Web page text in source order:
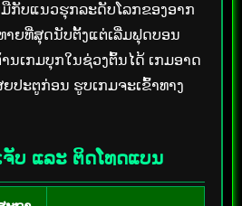
ກັບແນວຮຸກລະດັບໂລກຂອງອາກ
າຍທີ່ສຸດນັບຕັ້ງແຕ່ເລີ່ມຟຸດບອນ
ນເກມບຸກໃນຊ່ວງຕົ້ນໄດ້ ເກມອາດ
ປະຕູກ່ອນ ຮູບເກມຈະເຂົ້າທາງ
ຈັບ ແລະ ຕິດໂທດແບນ